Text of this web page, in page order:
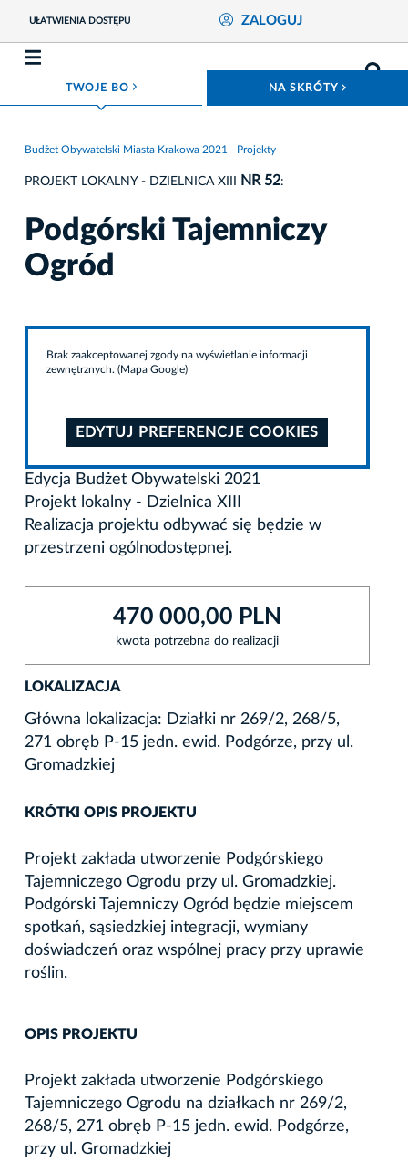
UŁATWIENIA DOSTĘPU ZALOGUJ
TWOJE BO ROZWIŃ MENU NA SKRÓTY
Budżet Obywatelski Miasta Krakowa 2021 - Projekty
PROJEKT LOKALNY - DZIELNICA XIII NR 52:
Podgórski Tajemniczy
Ogród
Brak zaakceptowanej zgody na wyświetlanie informacji
zewnętrznych. (Mapa Google)
EDYTUJ PREFERENCJE COOKIES
Edycja Budżet Obywatelski 2021
Projekt lokalny - Dzielnica XIII
Realizacja projektu odbywać się będzie w
przestrzeni ogólnodostępnej.
470 000,00 PLN
kwota potrzebna do realizacji
LOKALIZACJA
Główna lokalizacja: Działki nr 269/2, 268/5,
271 obręb P-15 jedn. ewid. Podgórze, przy ul.
Gromadzkiej
KRÓTKI OPIS PROJEKTU
Projekt zakłada utworzenie Podgórskiego
Tajemniczego Ogrodu przy ul. Gromadzkiej.
Podgórski Tajemniczy Ogród będzie miejscem
spotkań, sąsiedzkiej integracji, wymiany
doświadczeń oraz wspólnej pracy przy uprawie
roślin.
OPIS PROJEKTU
Projekt zakłada utworzenie Podgórskiego
Tajemniczego Ogrodu na działkach nr 269/2,
268/5, 271 obręb P-15 jedn. ewid. Podgórze,
przy ul. Gromadzkiej